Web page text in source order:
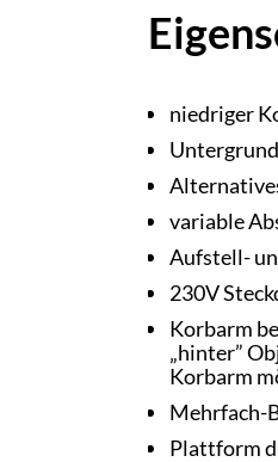
niedriger
variable
Aufstell-
230V
Korbarm
„hinter”
Korbarm
Mehrfach-
Plattform